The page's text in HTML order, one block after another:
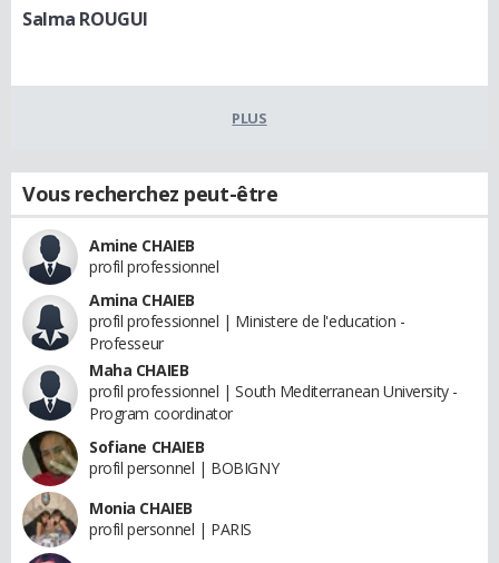
Salma ROUGUI
PLUS
Vous recherchez peut-être
Amine CHAIEB
profil professionnel
Amina CHAIEB
profil professionnel | Ministere de l'education -
Professeur
Maha CHAIEB
profil professionnel | South Mediterranean University -
Program coordinator
Sofiane CHAIEB
profil personnel | BOBIGNY
Monia CHAIEB
profil personnel | PARIS